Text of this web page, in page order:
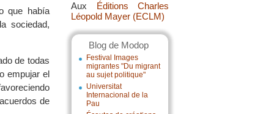
Aux Éditions Charles
Léopold Mayer (ECLM)
Blog de Modop
Festival Images
migrantes "Du migrant
au sujet politique"
Universitat
Internacional de la
Pau
que había
sociedad,
de todas
empujar el
de